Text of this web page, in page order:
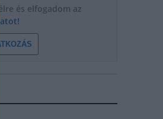
és elfogadom az